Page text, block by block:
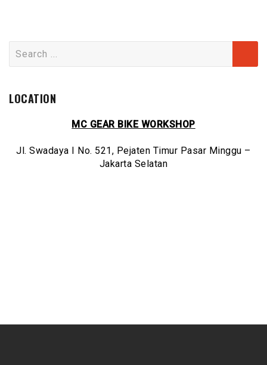
for:
LOCATION
MC GEAR BIKE WORKSHOP
Jl. Swadaya I No. 521, Pejaten Timur Pasar Minggu –
Jakarta Selatan